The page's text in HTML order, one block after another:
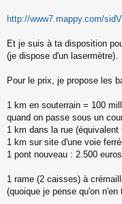
http://www7.mappy.com/
Et je suis à ta disposition
(je dispose d'un lasermètre).
Pour le prix, je propose les
1 km en souterrain = 100
quand on passe sous un
1 km dans la rue
1 km sur site d'une voie
1 pont nouveau : 2.500
1 rame (2 caisses) à
(quoique je pense qu'on